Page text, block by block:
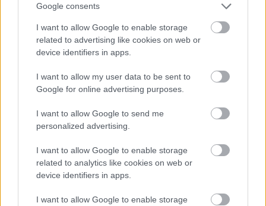
Google consents
I want to allow Google to enable storage
related to advertising like cookies on web or
device identifiers in apps.
I want to allow my user data to be sent to
Google for online advertising purposes.
I want to allow Google to send me
personalized advertising.
I want to allow Google to enable storage
related to analytics like cookies on web or
device identifiers in apps.
I want to allow Google to enable storage
Új gyalogosátkelők és jelzőlámpás
csomópont épül Angyalföldön
Másfélszeresére bővítik
Hódmezővásárhely jó hírű református
iskoláját
Látványos építési szakasz indult be a